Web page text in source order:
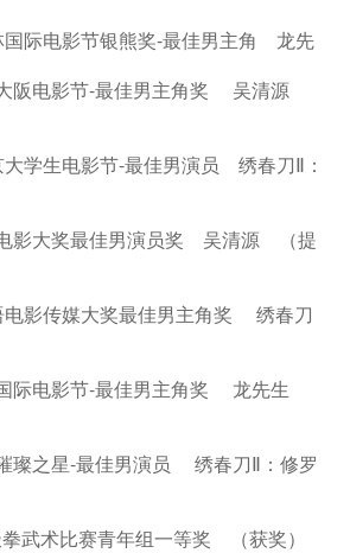
际电影节银熊奖-最佳男主角 龙先
阪电影节-最佳男主角奖 吴清源
学生电影节-最佳男演员 绣春刀Ⅱ：
影大奖最佳男演员奖 吴清源 （提
影传媒大奖最佳男主角奖 绣春刀
际电影节-最佳男主角奖 龙先生
璨之星-最佳男演员 绣春刀Ⅱ：修罗
武术比赛青年组一等奖 （获奖）